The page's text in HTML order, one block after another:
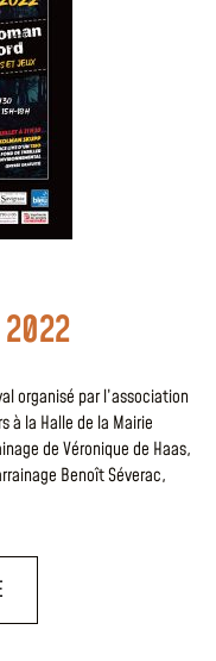
2022
organisé par l’association
à la Halle de la Mairie
de Véronique de Haas,
Benoît Séverac,